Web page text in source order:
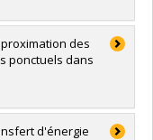
des
ponctuels dans
d'énergie